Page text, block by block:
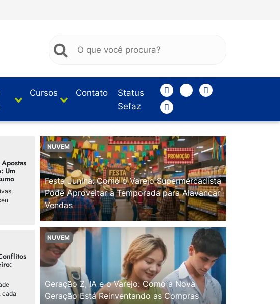
Cursos Contato
Status
Sefaz
Um
cada
NUVEM
Festa Junina: Como o Varejo Supermercadista
Pode Aproveitar a Temporada para Alavancar
Vendas
NUVEM
Geração Z, IA e o Varejo: Como a Nova
Geração Está Reinventando as Compras